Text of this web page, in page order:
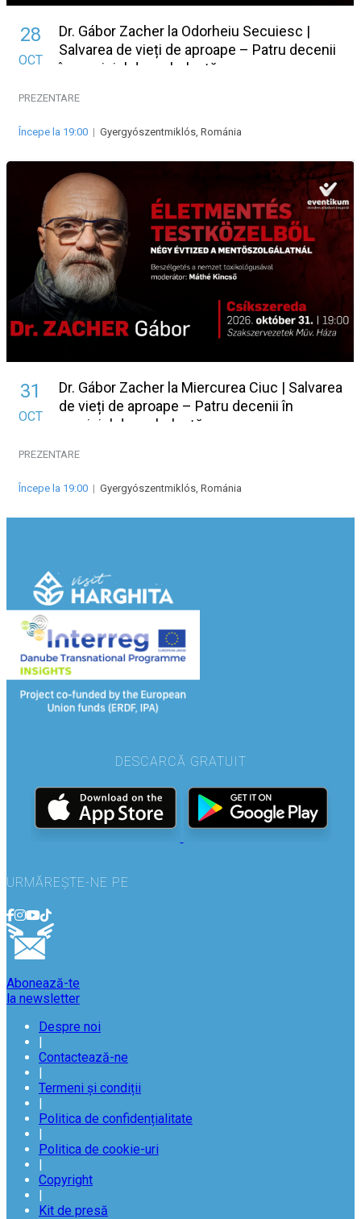
28
OCT
Dr. Gábor Zacher la Odorheiu Secuiesc |
Salvarea de vieți de aproape – Patru decenii
în serviciul de ambulanță
PREZENTARE
Începe la 19:00 | Gyergyószentmiklós, Románia
31
OCT
Dr. Gábor Zacher la Miercurea Ciuc | Salvarea
de vieți de aproape – Patru decenii în
serviciul de ambulanță
PREZENTARE
Începe la 19:00 | Gyergyószentmiklós, Románia
DESCARCĂ GRATUIT
URMĂREȘTE-NE PE
Abonează-te
la newsletter
Despre noi
|
Contactează-ne
|
Termeni și condiții
|
Politica de confidențialitate
|
Politica de cookie-uri
|
Copyright
|
Kit de presă